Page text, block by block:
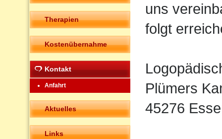
Therapien
Kostenübernahme
Kontakt
Anfahrt
Aktuelles
Links
uns
folgt
Plümers
45276